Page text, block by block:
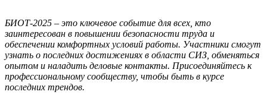
БИОТ-2025 – это ключевое событие для всех, кто
заинтересован в повышении безопасности труда и
обеспечении комфортных условий работы. Участники смогут
узнать о последних достижениях в области СИЗ, обменяться
опытом и наладить деловые контакты. Присоединяйтесь к
профессиональному сообществу, чтобы быть в курсе
последних трендов.